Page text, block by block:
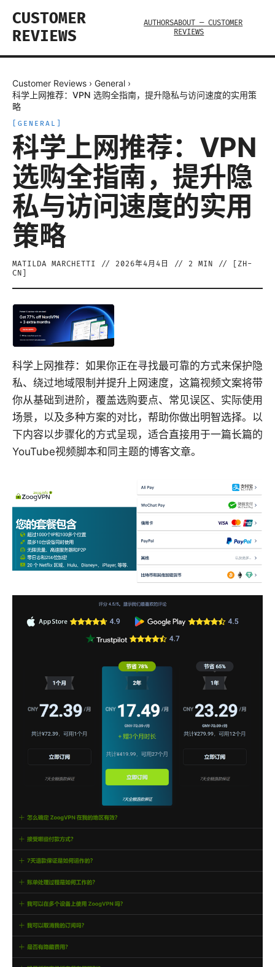
CUSTOMER
REVIEWS
AUTHORSABOUT — CUSTOMER
REVIEWS
Customer Reviews › General ›
科学上网推荐：VPN 选购全指南，提升隐私与访问速度的实用策
略
GENERAL
科学上网推荐：VPN
选购全指南，提升隐
私与访问速度的实用
策略
MATILDA MARCHETTI // 2026年4月4日 // 2 MIN // [ ZH-
CN
科学上网推荐：如果你正在寻找最可靠的方式来保护隐
私、绕过地域限制并提升上网速度，这篇视频文案将带
你从基础到进阶，覆盖选购要点、常见误区、实际使用
场景，以及多种方案的对比，帮助你做出明智选择。以
下内容以步骤化的方式呈现，适合直接用于一篇长篇的
YouTube视频脚本和同主题的博客文章。